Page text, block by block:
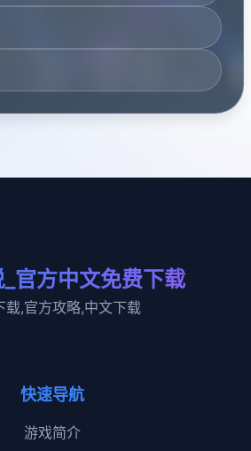
官方中文免费下载
载,官方攻略,中文下载
快速导航
游戏简介